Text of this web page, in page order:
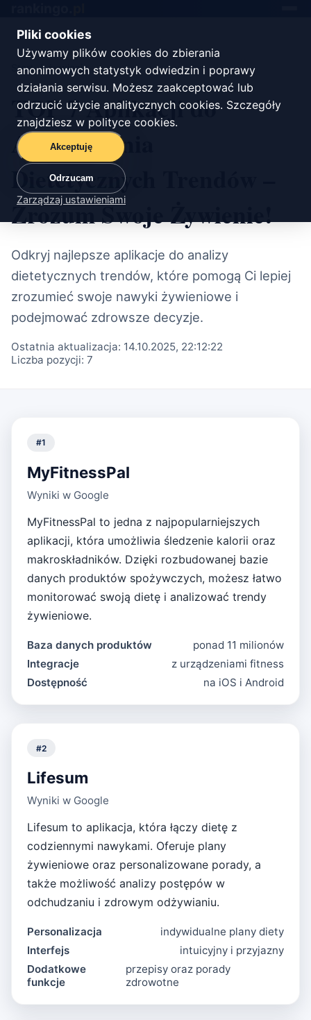
Pliki cookies
Używamy plików cookies do zbierania
anonimowych statystyk odwiedzin i poprawy
działania serwisu. Możesz zaakceptować lub
odrzucić użycie analitycznych cookies. Szczegóły
znajdziesz w polityce cookies.
Akceptuję
Odrzucam
Zarządzaj ustawieniami
Start/żywienie
TOP 7 Aplikacji do
Analizowania
Dietetycznych Trendów –
Zrozum Swoje Żywienie!
Odkryj najlepsze aplikacje do analizy
dietetycznych trendów, które pomogą Ci lepiej
zrozumieć swoje nawyki żywieniowe i
podejmować zdrowsze decyzje.
Ostatnia aktualizacja: 14.10.2025, 22:12:22
Liczba pozycji: 7
#1
MyFitnessPal
Wyniki w Google
MyFitnessPal to jedna z najpopularniejszych
aplikacji, która umożliwia śledzenie kalorii oraz
makroskładników. Dzięki rozbudowanej bazie
danych produktów spożywczych, możesz łatwo
monitorować swoją dietę i analizować trendy
żywieniowe.
Baza danych produktów
ponad 11 milionów
Integracje
z urządzeniami fitness
Dostępność
na iOS i Android
#2
Lifesum
Wyniki w Google
Lifesum to aplikacja, która łączy dietę z
codziennymi nawykami. Oferuje plany
żywieniowe oraz personalizowane porady, a
także możliwość analizy postępów w
odchudzaniu i zdrowym odżywianiu.
Personalizacja
indywidualne plany diety
Interfejs
intuicyjny i przyjazny
Dodatkowe
funkcje
przepisy oraz porady
zdrowotne